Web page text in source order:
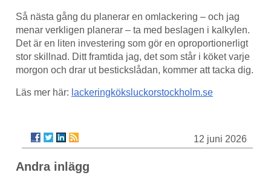
Så nästa gång du planerar en omlackering – och jag
menar verkligen planerar – ta med beslagen i kalkylen.
Det är en liten investering som gör en oproportionerligt
stor skillnad. Ditt framtida jag, det som står i köket varje
morgon och drar ut bestickslådan, kommer att tacka dig.
Läs mer här: lackeringköksluckorstockholm.se
12 juni 2026
Andra inlägg